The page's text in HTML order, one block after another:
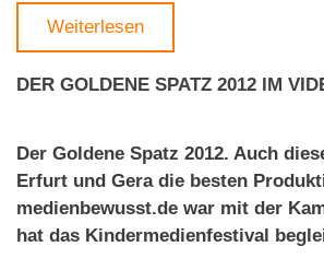
Weiterlesen
DER GOLDENE SPATZ 2012 IM
Der Goldene Spatz 2012. Auch
Erfurt und Gera die besten
medienbewusst.de war mit der
hat das Kindermedienfestival